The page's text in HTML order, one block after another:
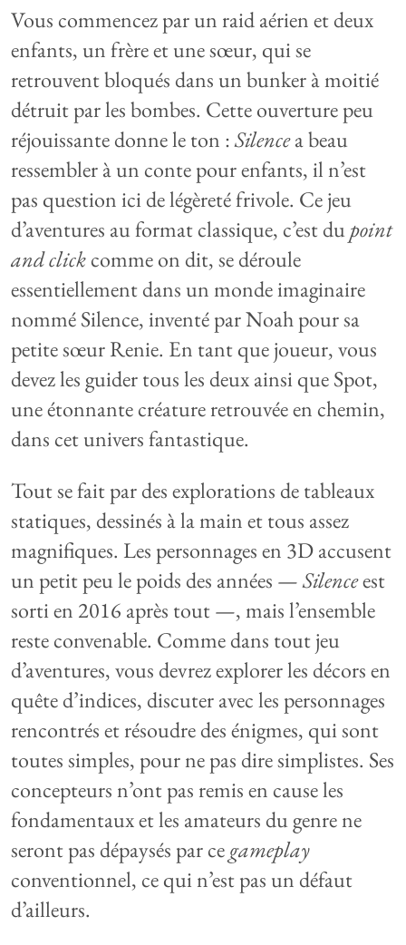
Vous commencez par un raid aérien et deux
enfants, un frère et une sœur, qui se
retrouvent bloqués dans un bunker à moitié
détruit par les bombes. Cette ouverture peu
réjouissante donne le ton :Silencea beau
ressembler à un conte pour enfants, il n’est
pas question ici de légèreté frivole. Ce jeu
d’aventures au format classique, c’est dupoint
and clickcomme on dit, se déroule
essentiellement dans un monde imaginaire
nommé Silence, inventé par Noah pour sa
petite sœur Renie. En tant que joueur, vous
devez les guider tous les deux ainsi que Spot,
une étonnante créature retrouvée en chemin,
dans cet univers fantastique.
Tout se fait par des explorations de tableaux
statiques, dessinés à la main et tous assez
magnifiques. Les personnages en 3D accusent
un petit peu le poids des années —Silenceest
sorti en 2016 après tout —, mais l’ensemble
reste convenable. Comme dans tout jeu
d’aventures, vous devrez explorer les décors en
quête d’indices, discuter avec les personnages
rencontrés et résoudre des énigmes, qui sont
toutes simples, pour ne pas dire simplistes. Ses
concepteurs n’ont pas remis en cause les
fondamentaux et les amateurs du genre ne
seront pas dépaysés par cegameplay
conventionnel, ce qui n’est pas un défaut
d’ailleurs.